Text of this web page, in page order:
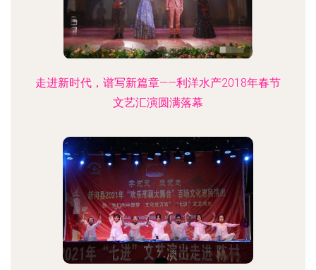
走进新时代，谱写新篇章——利洋水产2018年春节
文艺汇演圆满落幕